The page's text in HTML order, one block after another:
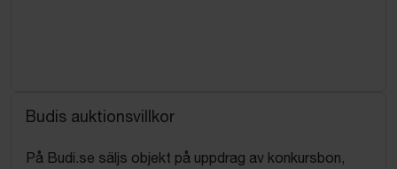
Budis auktionsvillkor
På Budi.se säljs objekt på uppdrag av konkursbon,